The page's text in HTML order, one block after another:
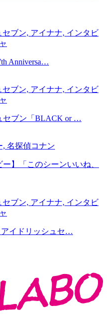
ブン, アイナナ, インタビ
Anniversa…
ブン, アイナナ, インタビ
セブン「BLACK or …
, 名探偵コナン
】「このシーンいいね、
ブン, アイナナ, インタビ
アイドリッシュセ…